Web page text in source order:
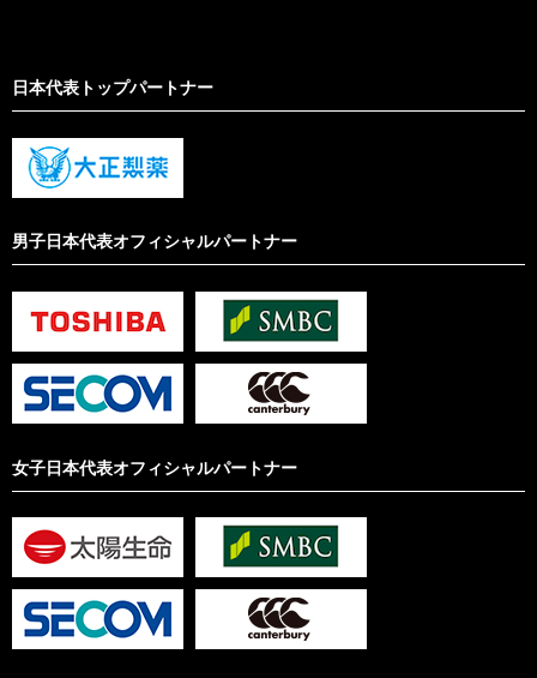
日本代表トップパートナー
男子日本代表オフィシャルパートナー
女子日本代表オフィシャルパートナー